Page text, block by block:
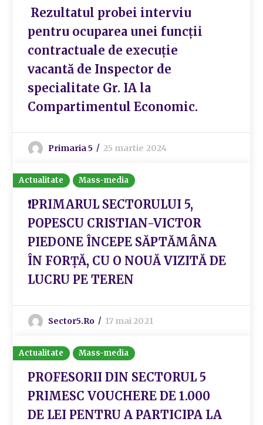
Rezultatul probei interviu
pentru ocuparea unei funcții
contractuale de execuție
vacantă de Inspector de
specialitate Gr. IA la
Compartimentul Economic.
Primaria 5 25 martie 2024
Actualitate Mass-media
❗️PRIMARUL SECTORULUI 5,
POPESCU CRISTIAN-VICTOR
PIEDONE ÎNCEPE SĂPTĂMÂNA
ÎN FORȚĂ, CU O NOUĂ VIZITĂ DE
LUCRU PE TEREN
Sector5.ro 17 mai 2021
Actualitate Mass-media
PROFESORII DIN SECTORUL 5
PRIMESC VOUCHERE DE 1.000
DE LEI PENTRU A PARTICIPA LA